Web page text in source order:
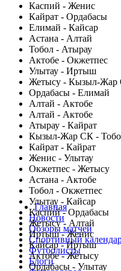
Каспий - Женис
Кайрат - Ордабасы
Елимай - Кайсар
Астана - Алтай
Тобол - Атырау
Актобе - Окжетпес
Улытау - Иртыш
Жетысу - Кызыл-Жар
Ордабасы - Елимай
Алтай - Актобе
Алтай - Актобе
Атырау - Кайрат
Кызыл-Жар СК -
Кайрат - Кайрат
Женис - Улытау
Окжетпес - Жетысу
Астана - Актобе
Тобол - Окжетпес
Улытау - Кайсар
Каспий - Ордабасы
Жетысу - Алтай
Иртыш - Женис
Кайсар - Иртыш
Актобе - Жетысу
Ордабасы - Улытау
Главная
Новости
Обзоры матчей
Спортивный
Футболисты
Блоги